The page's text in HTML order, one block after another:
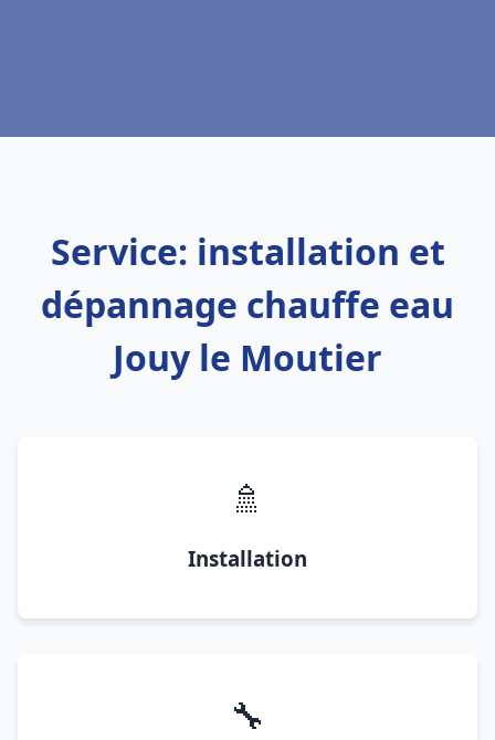
Service: installation et
dépannage chauffe eau
Jouy le Moutier
🚿
Installation
🔧